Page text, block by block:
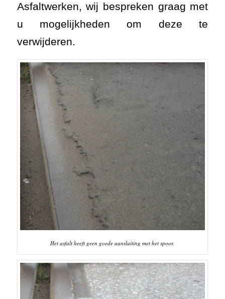
Asfaltwerken, wij bespreken graag met
u mogelijkheden om deze te
verwijderen.
Het asfalt heeft geen goede aansluiting met het spoor.